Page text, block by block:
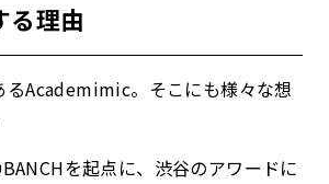
る理由
Academimic。そこにも様々な想
を起点に、渋谷のアワードに